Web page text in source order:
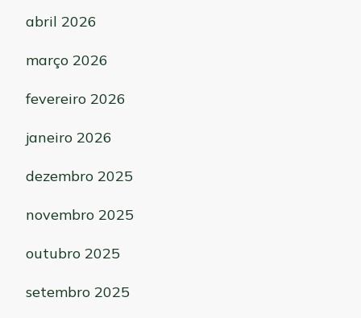
abril 2026
março 2026
fevereiro 2026
janeiro 2026
dezembro 2025
novembro 2025
outubro 2025
setembro 2025